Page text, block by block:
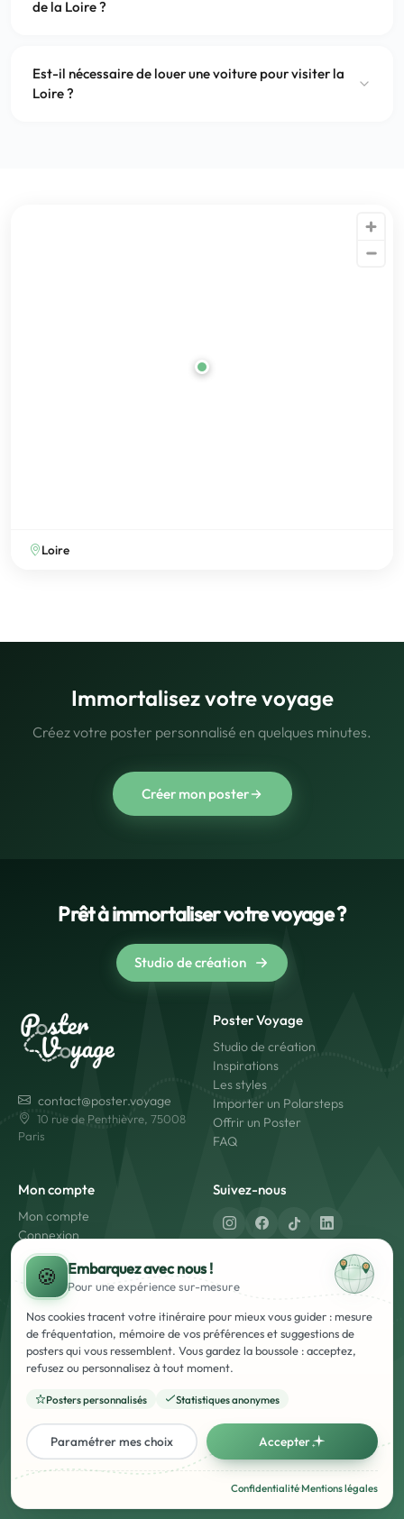
de la Loire ?
Est-il nécessaire de louer une voiture pour visiter la
Loire ?
Loire
Immortalisez votre voyage
Créez votre poster personnalisé en quelques minutes.
Créer mon poster
Prêt à immortaliser votre voyage ?
Studio de création
contact@poster.voyage
10 rue de Penthièvre, 75008
Paris
Poster Voyage
Studio de création
Inspirations
Les styles
Importer un Polarsteps
Offrir un Poster
FAQ
Mon compte
Mon compte
Connexion
Créer un compte
Suivez-nous
Paiement sécurisé
Mentions LégalesConditions Générales d'Utilisation et de Vente (CGUV)
Français
English
© Poster Voyage - 2026 - Tous droits réservés. - Marque Française
🍪 Embarquez avec nous !
Pour une expériencesur-mesure
Nos cookies tracent votre itinéraire pour mieux vous guider : mesure
de fréquentation, mémoire de vos préférences et suggestions de
posters qui vous ressemblent. Vous gardez la boussole : acceptez,
refusez ou personnalisez à tout moment.
Posters personnalisés Statistiques anonymes
Paramétrer mes choix Accepter
Confidentialité·Mentions légales